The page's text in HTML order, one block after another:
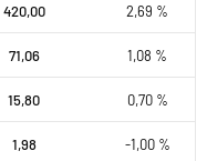
420,00 2,69 %
71,06 1,08 %
15,80 0,70 %
1,98 -1,00 %